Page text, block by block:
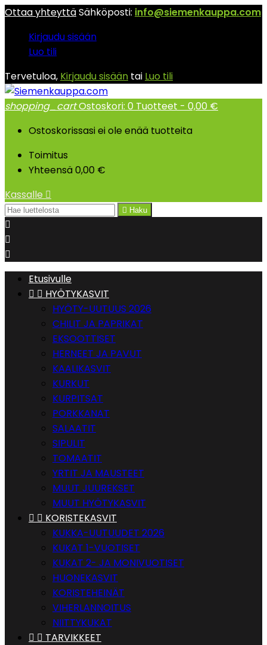
Ottaa yhteyttäSähköposti: info@siemenkauppa.com
Kirjaudu sisään
Luo tili
Tervetuloa, Kirjaudu sisään tai Luo tili
shopping_cartOstoskori: 0 Tuotteet - 0,00 €
Ostoskorissasi ei ole enää tuotteita
Toimitus
Yhteensä0,00 €
Kassalle 
 Haku



Etusivulle
  HYÖTYKASVIT
HYÖTY-UUTUUS 2026
CHILIT JA PAPRIKAT
EKSOOTTISET
HERNEET JA PAVUT
KAALIKASVIT
KURKUT
KURPITSAT
PORKKANAT
SALAATIT
SIPULIT
TOMAATIT
YRTIT JA MAUSTEET
MUUT JUUREKSET
MUUT HYÖTYKASVIT
  KORISTEKASVIT
KUKKA-UUTUUDET 2026
KUKAT 1-VUOTISET
KUKAT 2- JA MONIVUOTISET
HUONEKASVIT
KORISTEHEINÄT
VIHERLANNOITUS
NIITTYKUKAT
  TARVIKKEET